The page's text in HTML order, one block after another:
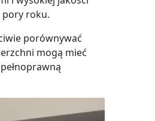
pory roku.
porównywać
mogą mieć